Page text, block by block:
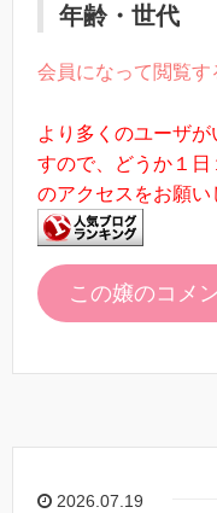
年齢・世代
会員になって閲覧す
より多くのユーザ
すので、どうか１
のアクセスをお願い
この嬢のコメ
2026.07.19